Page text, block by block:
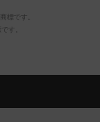
標です。
す。